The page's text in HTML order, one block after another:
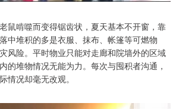
鼠啃噬而变得锯齿状，夏天基本不开窗，靠
中堆积的多是衣服、抹布、帐篷等可燃物
风险。平时物业只能对走廊和院墙外的区域
的堆物情况无能为力。每次与囤积者沟通，
情况却毫无改观。